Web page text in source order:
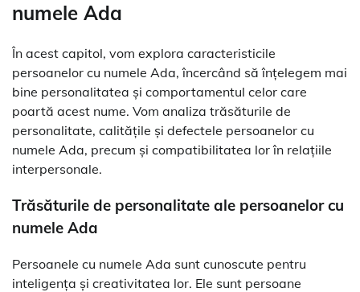
numele Ada
În acest capitol, vom explora caracteristicile
persoanelor cu numele Ada, încercând să înțelegem mai
bine personalitatea și comportamentul celor care
poartă acest nume. Vom analiza trăsăturile de
personalitate, calitățile și defectele persoanelor cu
numele Ada, precum și compatibilitatea lor în relațiile
interpersonale.
Trăsăturile de personalitate ale persoanelor cu
numele Ada
Persoanele cu numele Ada sunt cunoscute pentru
inteligența și creativitatea lor. Ele sunt persoane